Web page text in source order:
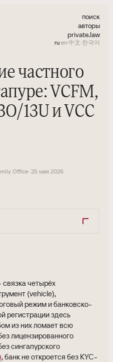
поиск
авторы
private.law
ru·en·中文·한국어
частного
VCFM,
13U и VCC
Office· 25 мая 2026
четырёх
(vehicle),
режим и банковско-
регистрации здесь
из них ломает всю
лицензированного
сингапурского
, банк не откроется без KYC-